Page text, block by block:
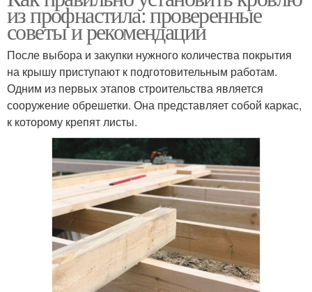
из профнастила: проверенные
советы и рекомендации
После выбора и закупки нужного количества покрытия
на крышу приступают к подготовительным работам.
Одним из первых этапов строительства является
сооружение обрешетки. Она представляет собой каркас,
к которому крепят листы.